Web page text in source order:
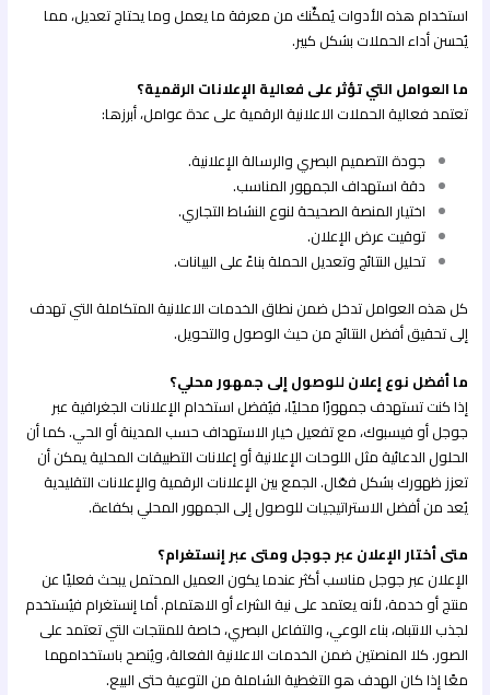
استخدام هذه الأدوات يُمكِّنك من معرفة ما يعمل وما يحتاج تعديل، مما
يُحسن أداء الحملات بشكل كبير.
ما العوامل التي تؤثر على فعالية الإعلانات الرقمية؟
تعتمد فعالية الحملات الاعلانية الرقمية على عدة عوامل، أبرزها:
جودة التصميم البصري والرسالة الإعلانية.
دقة استهداف الجمهور المناسب.
اختيار المنصة الصحيحة لنوع النشاط التجاري.
توقيت عرض الإعلان.
تحليل النتائج وتعديل الحملة بناءً على البيانات.
كل هذه العوامل تدخل ضمن نطاق الخدمات الاعلانية المتكاملة التي تهدف
إلى تحقيق أفضل النتائج من حيث الوصول والتحويل.
ما أفضل نوع إعلان للوصول إلى جمهور محلي؟
إذا كنت تستهدف جمهورًا محليًا، فيُفضل استخدام الإعلانات الجغرافية عبر
جوجل أو فيسبوك، مع تفعيل خيار الاستهداف حسب المدينة أو الحي. كما أن
الحلول الدعائية مثل اللوحات الإعلانية أو إعلانات التطبيقات المحلية يمكن أن
تعزز ظهورك بشكل فعّال. الجمع بين الإعلانات الرقمية والإعلانات التقليدية
يُعد من أفضل الاستراتيجيات للوصول إلى الجمهور المحلي بكفاءة.
متى أختار الإعلان عبر جوجل ومتى عبر إنستغرام؟
الإعلان عبر جوجل مناسب أكثر عندما يكون العميل المحتمل يبحث فعليًا عن
منتج أو خدمة، لأنه يعتمد على نية الشراء أو الاهتمام. أما إنستغرام فيُستخدم
لجذب الانتباه، بناء الوعي، والتفاعل البصري، خاصة للمنتجات التي تعتمد على
الصور. كلا المنصتين ضمن الخدمات الاعلانية الفعالة، ويُنصح باستخدامهما
معًا إذا كان الهدف هو التغطية الشاملة من التوعية حتى البيع.